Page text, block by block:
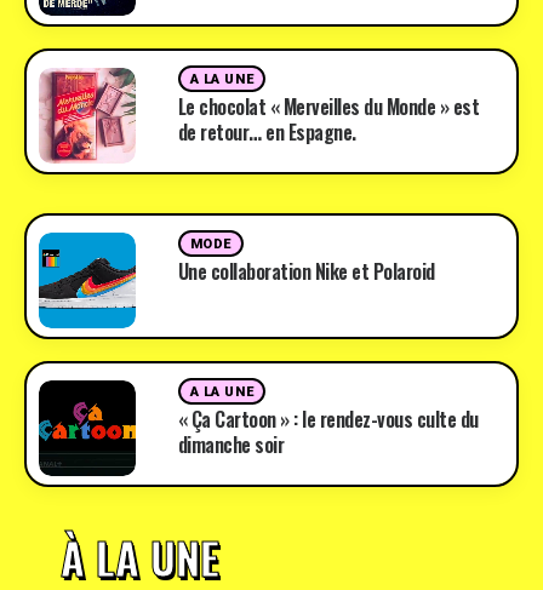
A LA UNE
Le chocolat « Merveilles du Monde » est
de retour… en Espagne.
MODE
Une collaboration Nike et Polaroid
A LA UNE
« Ça Cartoon » : le rendez-vous culte du
dimanche soir
À LA UNE